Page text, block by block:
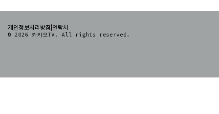
개인정보처리방침|연락처
© 2026 카카오TV. All rights reserved.